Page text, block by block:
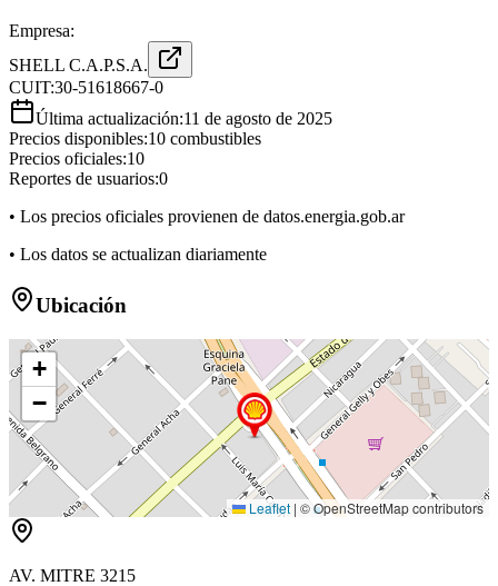
Empresa:
SHELL C.A.P.S.A.
CUIT:30-51618667-0
Última actualización:11 de agosto de 2025
Precios disponibles:10 combustibles
Precios oficiales:10
Reportes de usuarios:0
• Los precios oficiales provienen de datos.energia.gob.ar
• Los datos se actualizan diariamente
Ubicación
+
−
Leaflet | © OpenStreetMap contributors
AV. MITRE 3215